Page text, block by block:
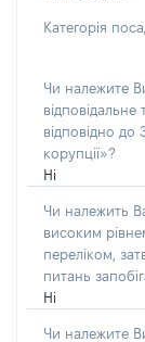
Категорія
Чи належите
відповідно до
корупції»?
Ні
Чи належить
високим
переліком,
питань
Ні
Чи належите